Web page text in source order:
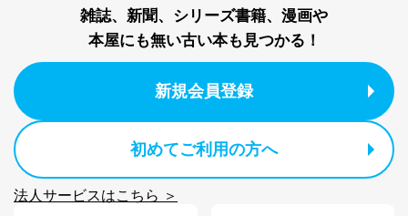
ステムに関するご相談及び苦情については以下までご連
絡ください。
適切、かつ迅速に対応させていただきます。
cs@fujisan.co.jp
制定：2005年4月1日
株式会社富士山マガジンサービス
雑誌、新聞、シリーズ書籍、漫画や
本屋にも無い古い本も見つかる！
新規会員登録
初めてご利用の方へ
法人サービスはこちら ＞